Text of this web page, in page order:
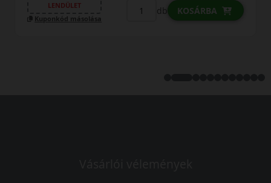
LENDÜLET
Kuponkód másolása
db KOSÁRBA